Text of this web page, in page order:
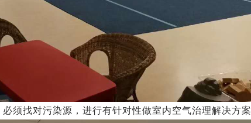
须找对污染源，进行有针对性做室内空气治理解决方案